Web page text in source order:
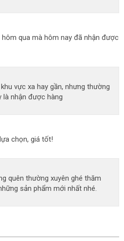
qua mà hôm nay đã nhận được
vực xa hay gần, nhưng thường
là nhận được hàng
chọn, giá tốt!
quên thường xuyên ghé thăm
sản phẩm mới nhất nhé.